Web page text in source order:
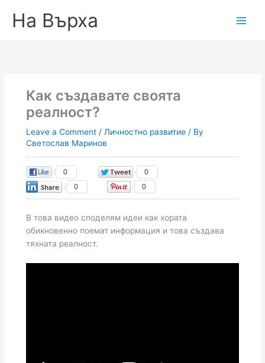
На Върха
Как създавате своята
реалност?
Leave a Comment / Личностно развитие/ By
Светослав Маринов
0
0
0
0
В това видео споделям идеи как хората
обикновенно поемат информация и това създава
тяхната реалност.